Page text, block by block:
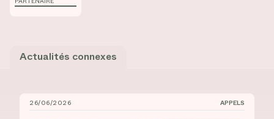
Actualités connexes
Bourses de recrutement au doctorat à l’UdeM et à
26/06/2026 APPELS